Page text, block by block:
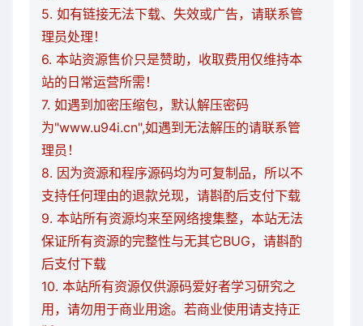
5. 如有链接无法下载、失效或广告，请联系管
理员处理！
6. 本站资源售价只是赞助，收取费用仅维持本
站的日常运营所需！
7. 如遇到加密压缩包，默认解压密码
为"www.u94i.cn",如遇到无法解压的请联系管
理员！
8. 因为资源和程序源码均为可复制品，所以不
支持任何理由的退款兑现，请斟酌后支付下载
9. 本站所有资源均来至网络搜集整，本站无法
保证所有资源的完整性与无其它BUG，请斟酌
后支付下载
10. 本站所有资源仅供源码爱好者学习研究之
用，请勿用于商业用途。若商业使用请支持正